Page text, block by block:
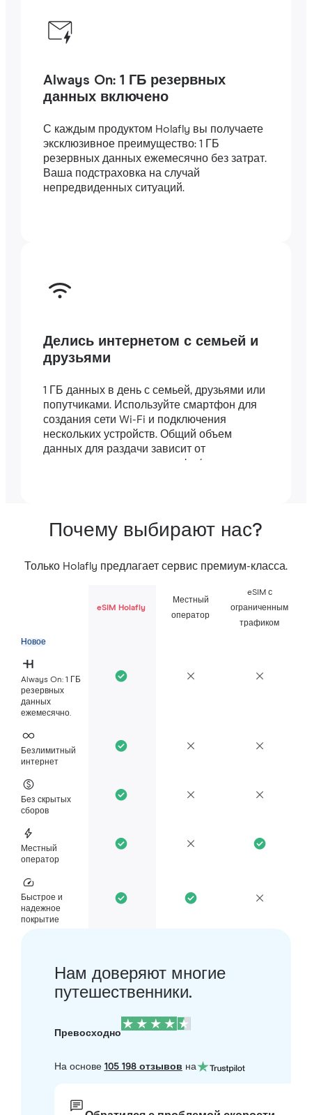
Always On: 1 ГБ резервных
данных включено
С каждым продуктом Holafly вы получаете
эксклюзивное преимущество: 1 ГБ
резервных данных ежемесячно без затрат.
Ваша подстраховка на случай
непредвиденных ситуаций.
Делись интернетом с семьей и
друзьями
1 ГБ данных в день с семьей, друзьями или
попутчиками. Используйте смартфон для
создания сети Wi-Fi и подключения
нескольких устройств. Общий объем
данных для раздачи зависит от
длительности вашего тарифа (например,
Почему выбирают нас?
Только Holafly предлагает сервис премиум-класса.
eSIM Holafly
Местный
оператор
eSIM с
ограниченным
трафиком
Новое
Always On: 1 ГБ
резервных
данных
ежемесячно.
Безлимитный
интернет
Без скрытых
сборов
Местный
оператор
Быстрое и
надежное
покрытие
Нам доверяют многие
путешественники.
Превосходно
На основе 105 198 отзывов на